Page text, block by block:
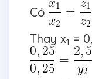
Có
Thay x1 =